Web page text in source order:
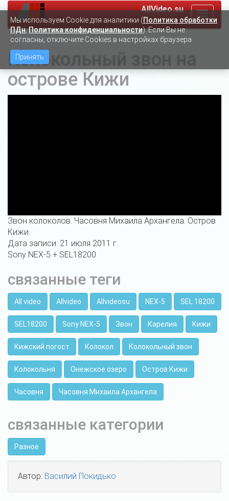
AllVideo.su
Колокольный звон на
острове Кижи
Звон колоколов. Часовня Михаила Архангела. Остров
Кижи.
Дата записи: 21 июля 2011 г.
Sony NEX-5 + SEL18200
связанные теги
All video Allvideo Allvideosu NEX-5 SEL 18200
SEL18200 Sony NEX-5 Звон Карелия Кижи
Кижский погост Колокол Колокольный звон
Колокольня Онежское озеро Остров Кижи
Часовня Часовня Михаила Архангела
связанные категории
Разное
Автор: Василий Покидько
Мы используем Сookie для аналитики (Политика обработки
ПДн,Политика конфиденциальности). Если Вы не
согласны, отключите Cookies в настройках браузера
Принять